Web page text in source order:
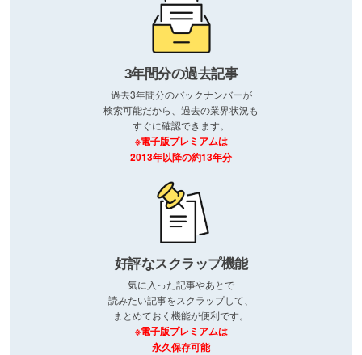
3年間分の過去記事
過去3年間分のバックナンバーが
検索可能だから、過去の業界状況も
すぐに確認できます。
※電子版プレミアムは
2013年以降の約13年分
好評なスクラップ機能
気に入った記事やあとで
読みたい記事をスクラップして、
まとめておく機能が便利です。
※電子版プレミアムは
永久保存可能